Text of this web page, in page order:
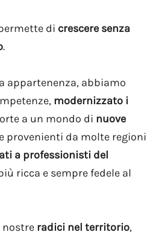
di crescere senza
.
appartenenza, abbiamo
modernizzato i
a un mondo di nuove
provenienti da molte regioni
a professionisti del
ricca e sempre fedele al
nostre radici nel territorio,